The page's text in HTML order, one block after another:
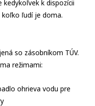
k dispozícii
ľudí je doma.
so zásobníkom TÚV.
režimami:
ohrieva vodu pre